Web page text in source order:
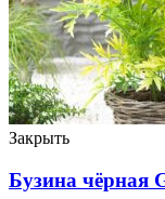
Закрыть
Бузина чёрная